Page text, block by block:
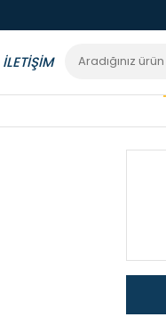
İLETİŞİM